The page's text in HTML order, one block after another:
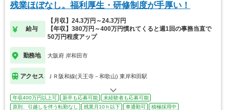
残業ほぼなし。福利厚生・研修制度が手厚い！
給与
【月収】24.3万円～24.3万円
【年収】380万円～400万円慣れてくると週1回の事務当直で
50万円程度アップ
勤務地 大阪府 岸和田市
アクセス ＪＲ阪和線(天王寺－和歌山) 東岸和田駅
年収400万円以上可 新卒も応募可能
未経験者も応募可能
原則、引越しを伴う転勤なし
残業月10ｈ以下 車通勤可 積極採用中